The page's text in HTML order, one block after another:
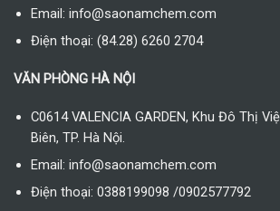
Email: info@saonamchem.com
Điện thoại: (84.28) 6260 2704
VĂN PHÒNG HÀ NỘI
C0614 VALENCIA GARDEN, Khu Đô Thị
Biên, TP. Hà Nội.
Email: info@saonamchem.com
Điện thoại: 0388199098 /0902577792